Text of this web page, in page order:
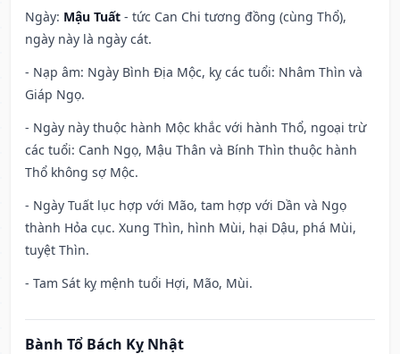
Ngày: Mậu Tuất - tức Can Chi tương đồng (cùng Thổ),
ngày này là ngày cát.
- Nạp âm: Ngày Bình Địa Mộc, kỵ các tuổi: Nhâm Thìn và
Giáp Ngọ.
- Ngày này thuộc hành Mộc khắc với hành Thổ, ngoại trừ
các tuổi: Canh Ngọ, Mậu Thân và Bính Thìn thuộc hành
Thổ không sợ Mộc.
- Ngày Tuất lục hợp với Mão, tam hợp với Dần và Ngọ
thành Hỏa cục. Xung Thìn, hình Mùi, hại Dậu, phá Mùi,
tuyệt Thìn.
- Tam Sát kỵ mệnh tuổi Hợi, Mão, Mùi.
Bành Tổ Bách Kỵ Nhật